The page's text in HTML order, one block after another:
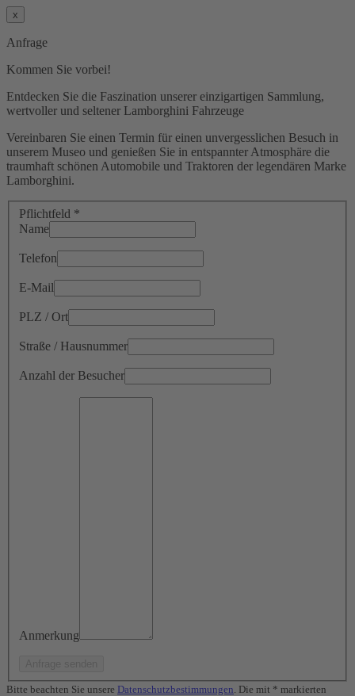
x
Anfrage
Kommen Sie vorbei!
Entdecken Sie die Faszination unserer einzigartigen Sammlung,
wertvoller und seltener Lamborghini Fahrzeuge
Vereinbaren Sie einen Termin für einen unvergesslichen Besuch in
unserem Museo und genießen Sie in entspannter Atmosphäre die
traumhaft schönen Automobile und Traktoren der legendären Marke
Lamborghini.
Pflichtfeld *
Name
Telefon
E-Mail
PLZ / Ort
Straße / Hausnummer
Anzahl der Besucher
Anmerkung
Bitte beachten Sie unsere Datenschutzbestimmungen . Die mit * markierten